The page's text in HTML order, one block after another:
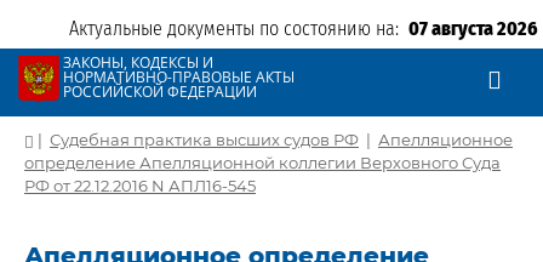
Актуальные документы по состоянию на: 07 августа 2026
ЗАКОНЫ, КОДЕКСЫ И
НОРМАТИВНО-ПРАВОВЫЕ АКТЫ
РОССИЙСКОЙ ФЕДЕРАЦИИ
| Судебная практика высших судов РФ | Апелляционное
определение Апелляционной коллегии Верховного Суда
РФ от 22.12.2016 N АПЛ16-545
Апелляционное определение